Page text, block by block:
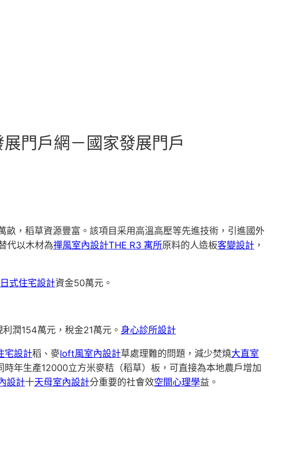
門戶網－國家發展門戶
畝，稻草資源豐富。該項目采用高溫高壓等先進技術，引進國外
代以木材為禪風室內設計THE R3 寓所原料的人造板客變設計 ，
日式住宅設計資金50萬元。
利潤154萬元，稅金21萬元。 身心診所設計
宅設計稻、麥loft風室內設計草處理難的問題，減少焚燒大直室
時年生產12000立方米麥秸（稻草）板，可直接為本地農戶增加
設計十天母室內設計分重要的社會效空間心理學益。